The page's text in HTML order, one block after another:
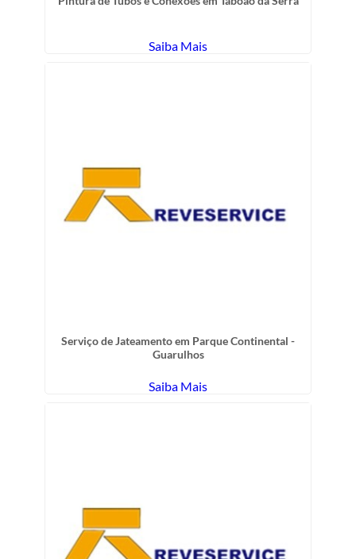
Saiba Mais
Serviço de Jateamento em Parque Continental -
Guarulhos
Saiba Mais